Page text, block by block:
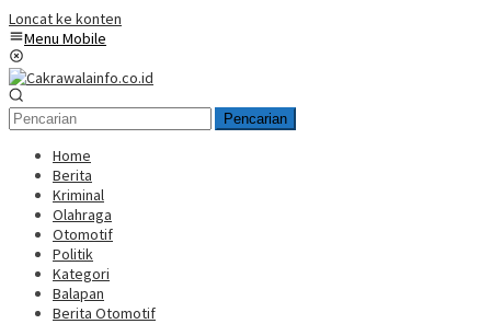
Loncat ke konten
Menu Mobile
Pencarian
Home
Berita
Kriminal
Olahraga
Otomotif
Politik
Kategori
Balapan
Berita Otomotif